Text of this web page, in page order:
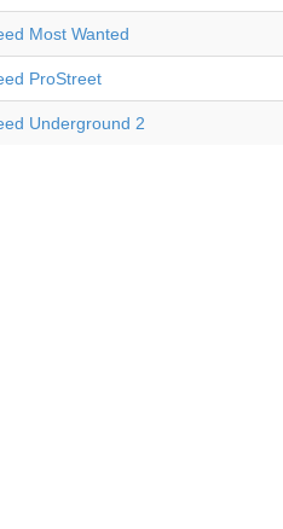
Most Wanted
ProStreet
Underground 2